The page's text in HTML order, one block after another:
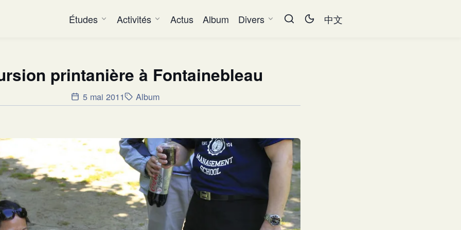
Études Activités Actus Album Divers 中文
printanière à Fontainebleau
5 mai 2011 Album